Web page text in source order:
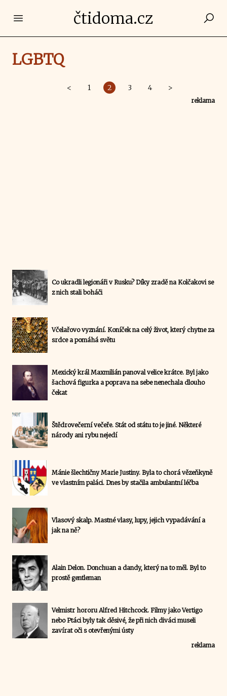
Open main menučtidoma.cz
LGBTQ
< 1 2 3 4 >
reklama
Co ukradli legionáři v Rusku? Díky zradě na Kolčakovi se
z nich stali boháči
Včelařovo vyznání. Koníček na celý život, který chytne za
srdce a pomáhá světu
Mexický král Maxmilián panoval velice krátce. Byl jako
šachová figurka a poprava na sebe nenechala dlouho
čekat
Štědrovečerní večeře. Stát od státu to je jiné. Některé
národy ani rybu nejedí
Mánie šlechtičny Marie Justiny. Byla to chorá vězeňkyně
ve vlastním paláci. Dnes by stačila ambulantní léčba
Vlasový skalp. Mastné vlasy, lupy, jejich vypadávání a
jak na ně?
Alain Delon. Donchuan a dandy, který na to měl. Byl to
prostě gentleman
Velmistr hororu Alfred Hitchcock. Filmy jako Vertigo
nebo Ptáci byly tak děsivé, že při nich diváci museli
zavírat oči s otevřenými ústy
reklama